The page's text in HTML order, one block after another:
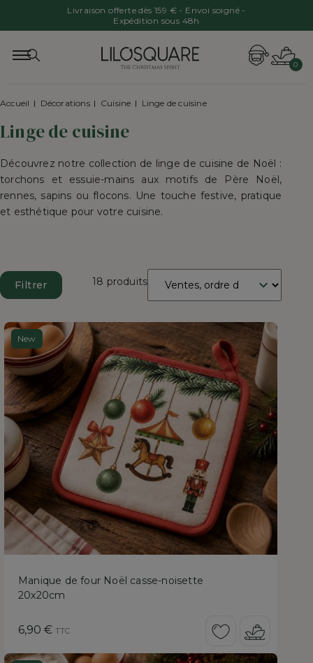
Livraison offerte dès 159 € - Envoi soigné -
Expédition sous 48h
0
Accueil Décorations Cuisine Linge de cuisine
Linge de cuisine
Découvrez notre collection de linge de cuisine de Noël :
torchons et essuie-mains aux motifs de Père Noël,
rennes, sapins ou flocons. Une touche festive, pratique
et esthétique pour votre cuisine.
Filtrer 18 produits
New
Manique de four Noël casse-noisette
20x20cm
Prix
6,90 € TTC